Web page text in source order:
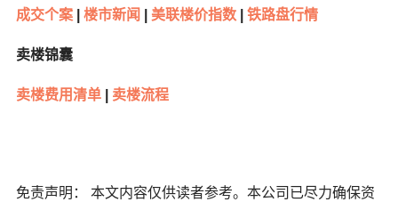
成交个案| 楼市新闻 美联楼价指数| 铁路盘行情
卖楼锦囊
卖楼费用清单| 卖楼流程
免责声明： 本文内容仅供读者参考。本公司已尽力确保资